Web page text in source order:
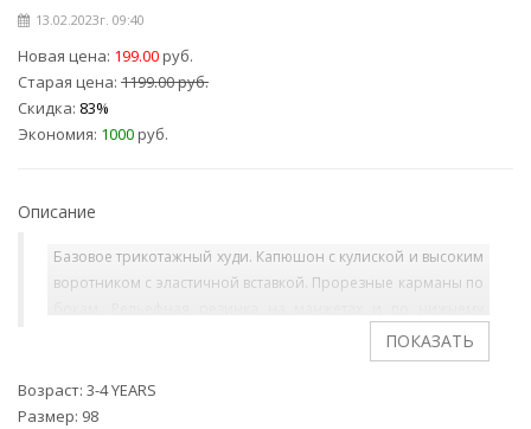
13.02.2023г. 09:40
Новая цена: 199.00руб.
Старая цена: 1199.00 руб.
Скидка: 83%
Экономия: 1000руб.
Описание
Базовое трикотажный худи. Капюшон с кулиской и высоким
воротником с эластичной вставкой. Прорезные карманы по
Возраст: 3-4 YEARS
Размер: 98